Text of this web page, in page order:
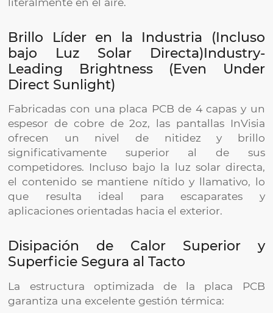
Brillo Líder en la Industria (Incluso
bajo Luz Solar Directa)Industry-
Leading Brightness (Even Under
Direct Sunlight)
Fabricadas con una placa PCB de 4 capas y un
espesor de cobre de 2oz, las pantallas InVisia
ofrecen un nivel de nitidez y brillo
significativamente superior al de sus
competidores. Incluso bajo la luz solar directa,
el contenido se mantiene nítido y llamativo, lo
que resulta ideal para escaparates y
aplicaciones orientadas hacia el exterior.
Disipación de Calor Superior y
Superficie Segura al Tacto
La estructura optimizada de la placa PCB
garantiza una excelente gestión térmica: